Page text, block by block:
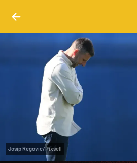
Josip Regovic/Pixsell